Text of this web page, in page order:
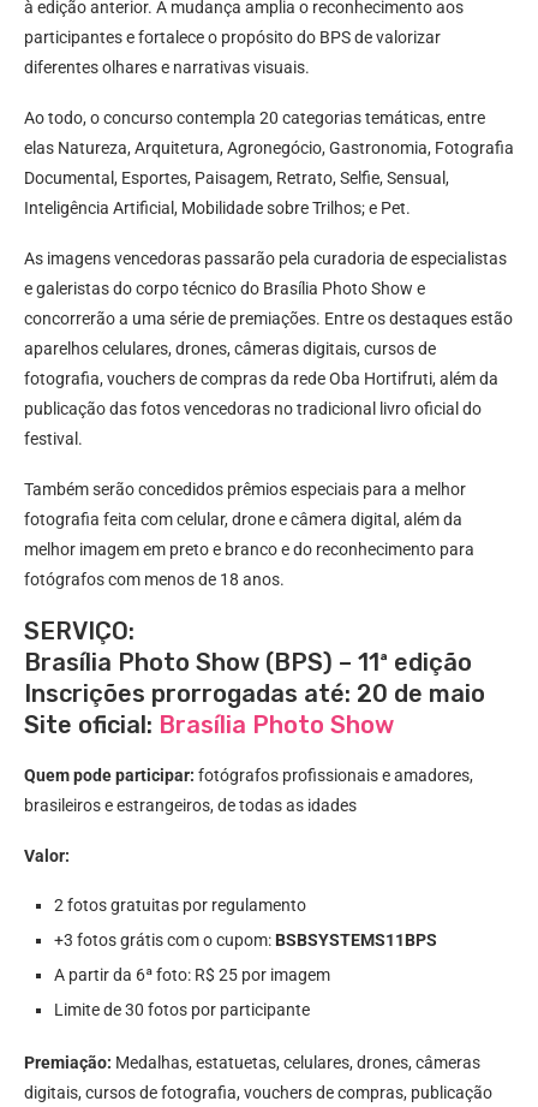
à edição anterior. A mudança amplia o reconhecimento aos
participantes e fortalece o propósito do BPS de valorizar
diferentes olhares e narrativas visuais.
Ao todo, o concurso contempla 20 categorias temáticas, entre
elas Natureza, Arquitetura, Agronegócio, Gastronomia, Fotografia
Documental, Esportes, Paisagem, Retrato, Selfie, Sensual,
Inteligência Artificial, Mobilidade sobre Trilhos; e Pet.
As imagens vencedoras passarão pela curadoria de especialistas
e galeristas do corpo técnico do Brasília Photo Show e
concorrerão a uma série de premiações. Entre os destaques estão
aparelhos celulares, drones, câmeras digitais, cursos de
fotografia, vouchers de compras da rede Oba Hortifruti, além da
publicação das fotos vencedoras no tradicional livro oficial do
festival.
Também serão concedidos prêmios especiais para a melhor
fotografia feita com celular, drone e câmera digital, além da
melhor imagem em preto e branco e do reconhecimento para
fotógrafos com menos de 18 anos.
SERVIÇO:
Brasília Photo Show (BPS) – 11ª edição
Inscrições prorrogadas até: 20 de maio
Site oficial: Brasília Photo Show
Quem pode participar: fotógrafos profissionais e amadores,
brasileiros e estrangeiros, de todas as idades
Valor:
2 fotos gratuitas por regulamento
+3 fotos grátis com o cupom: BSBSYSTEMS11BPS
A partir da 6ª foto: R$ 25 por imagem
Limite de 30 fotos por participante
Premiação: Medalhas, estatuetas, celulares, drones, câmeras
digitais, cursos de fotografia, vouchers de compras, publicação